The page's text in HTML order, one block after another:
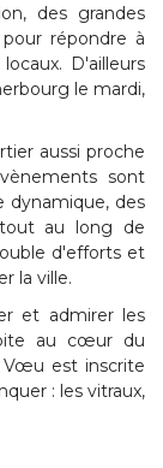
des grandes
répondre à
D'ailleurs
le mardi,
aussi proche
sont
dynamique, des
au long de
d'efforts et
la ville.
et admirer les
au cœur du
est inscrite
: les vitraux,